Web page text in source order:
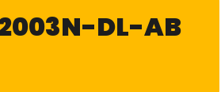
DL-AB